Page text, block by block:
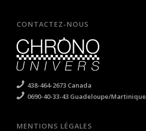
CONTACTEZ-NOUS
438-464-2673 Canada
0690-40-33-43 Guadeloupe/Martinique
MENTIONS LÉGALES